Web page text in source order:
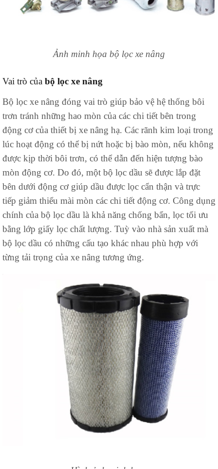
Ảnh minh họa bộ lọc xe nâng
Vai trò của bộ lọc xe nâng
Bộ lọc xe nâng đóng vai trò giúp bảo vệ hệ thống bôi
trơn tránh những hao mòn của các chi tiết bên trong
động cơ của thiết bị xe nâng hạ. Các rãnh kim loại trong
lúc hoạt động có thể bị nứt hoặc bị bào mòn, nếu không
được kịp thời bôi trơn, có thể dẫn đến hiện tượng bào
mòn động cơ. Do đó, một bộ lọc dầu sẽ được lắp đặt
bên dưới động cơ giúp dầu được lọc cẩn thận và trực
tiếp giảm thiểu mài mòn các chi tiết động cơ. Công dụng
chính của bộ lọc dầu là khả năng chống bẩn, lọc tối ưu
bằng lớp giấy lọc chất lượng. Tuỳ vào nhà sản xuất mà
bộ lọc dầu có những cấu tạo khác nhau phù hợp với
từng tải trọng của xe nâng tương ứng.